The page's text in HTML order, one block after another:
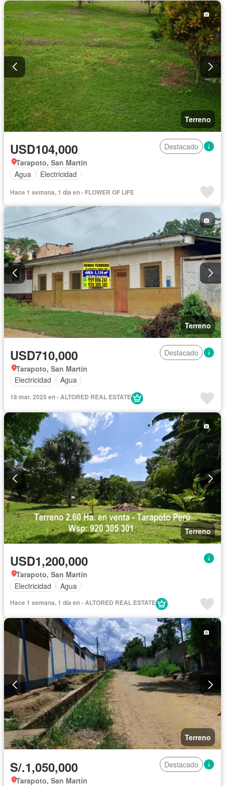
Terreno
USD104,000
Destacado
Tarapoto, San Martín
Agua
Electricidad
Hace 1 semana, 1 día en - FLOWER OF LIFE
Terreno
USD710,000
Destacado
Tarapoto, San Martín
Electricidad
Agua
18 mar. 2025 en - ALTORED REAL ESTATE
Terreno
USD1,200,000
Tarapoto, San Martín
Electricidad
Agua
Hace 1 semana, 1 día en - ALTORED REAL ESTATE
Terreno
S/.1,050,000
Destacado
Tarapoto, San Martín